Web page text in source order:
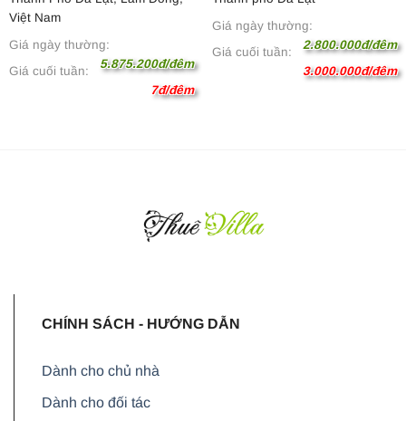
Việt Nam
Giá ngày thường:
5.875.200đ/đêm
Giá cuối tuần:
7đ/đêm
Giá ngày thường:
2.800.000đ/đêm
Giá cuối tuần:
3.000.000đ/đêm
CHÍNH SÁCH - HƯỚNG DẪN
Dành cho chủ nhà
Dành cho đối tác